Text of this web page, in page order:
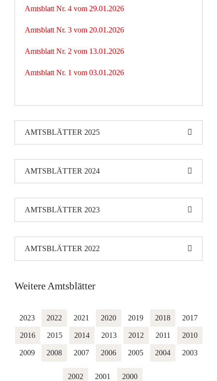
Amtsblatt Nr. 4 vom 29.01.2026
Amtsblatt Nr. 3 vom 20.01.2026
Amtsblatt Nr. 2 vom 13.01.2026
Amtsblatt Nr. 1 vom 03.01.2026
AMTSBLÄTTER 2025
AMTSBLÄTTER 2024
AMTSBLÄTTER 2023
AMTSBLÄTTER 2022
Weitere Amtsblätter
2023 2022 2021 2020 2019 2018 2017
2016 2015 2014 2013 2012 2011 2010
2009 2008 2007 2006 2005 2004 2003
2002 2001 2000